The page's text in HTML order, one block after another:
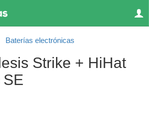
Baterías electrónicas
Strike + HiHat